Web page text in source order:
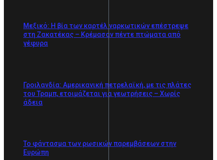
Μεξικό: Η βία των καρτέλ ναρκωτικών επέστρεψε
στη Zακατέκας – Κρέμασαν πέντε πτώματα από
γέφυρα
Γροιλανδία: Αμερικανική πετρελαϊκή, με τις πλάτες
του Τραμπ, ετοιμάζεται για γεωτρήσεις – Χωρίς
άδεια
Το φάντασμα των ρωσικών παρεμβάσεων στην
Ευρώπη